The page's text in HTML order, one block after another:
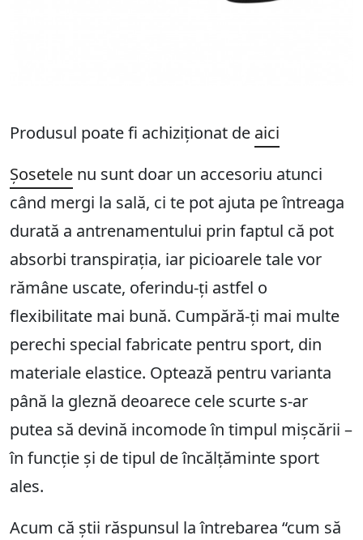
Produsul poate fi achiziționat de aici
Șosetele nu sunt doar un accesoriu atunci
când mergi la sală, ci te pot ajuta pe întreaga
durată a antrenamentului prin faptul că pot
absorbi transpirația, iar picioarele tale vor
rămâne uscate, oferindu-ți astfel o
flexibilitate mai bună. Cumpără-ți mai multe
perechi special fabricate pentru sport, din
materiale elastice. Optează pentru varianta
până la gleznă deoarece cele scurte s-ar
putea să devină incomode în timpul mișcării –
în funcție și de tipul de încălțăminte sport
ales.
Acum că știi răspunsul la întrebarea “cum să